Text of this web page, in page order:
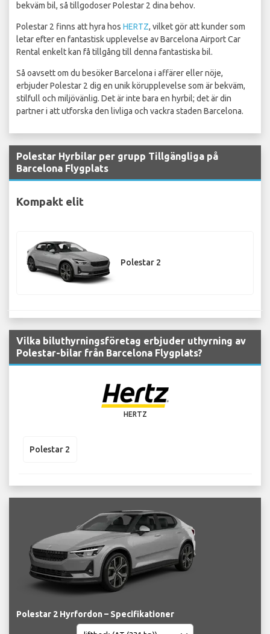
bekväm bil, så tillgodoser Polestar 2 dina behov.
Polestar 2 finns att hyra hos HERTZ, vilket gör att kunder som
letar efter en fantastisk upplevelse av Barcelona Airport Car
Rental enkelt kan få tillgång till denna fantastiska bil.
Så oavsett om du besöker Barcelona i affärer eller nöje,
erbjuder Polestar 2 dig en unik körupplevelse som är bekväm,
stilfull och miljövänlig. Det är inte bara en hyrbil; det är din
partner i att utforska den livliga och vackra staden Barcelona.
Polestar Hyrbilar per grupp Tillgängliga på
Barcelona Flygplats
Kompakt elit
Polestar 2
Vilka biluthyrningsföretag erbjuder uthyrning av
Polestar-bilar från Barcelona Flygplats?
HERTZ
Polestar 2
Polestar 2 Hyrfordon – Specifikationer